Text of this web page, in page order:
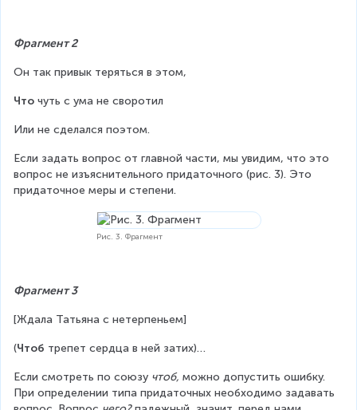
Фрагмент 2
Он так привык теряться в этом,
Что чуть с ума не своротил
Или не сделался поэтом.
Если задать вопрос от главной части, мы увидим, что это
вопрос не изъяснительного придаточного (рис. 3). Это
придаточное меры и степени.
Рис. 3. Фрагмент
Фрагмент 3
[Ждала Татьяна с нетерпеньем]
(Чтоб трепет сердца в ней затих)…
Если смотреть по союзу чтоб, можно допустить ошибку.
При определении типа придаточных необходимо задавать